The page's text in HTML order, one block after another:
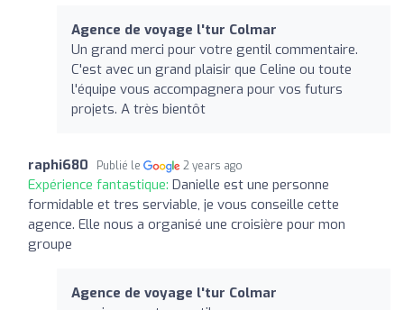
Agence de voyage l'tur Colmar
Un grand merci pour votre gentil commentaire.
C'est avec un grand plaisir que Celine ou toute
l'équipe vous accompagnera pour vos futurs
projets. A très bientôt
raphi680 Publié le 2 years ago
Expérience fantastique: Danielle est une personne
formidable et tres serviable, je vous conseille cette
agence. Elle nous a organisé une croisière pour mon
groupe
Agence de voyage l'tur Colmar